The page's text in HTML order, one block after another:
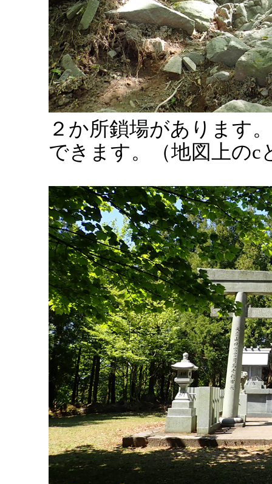
２か所鎖場があります
できます。（地図上のc